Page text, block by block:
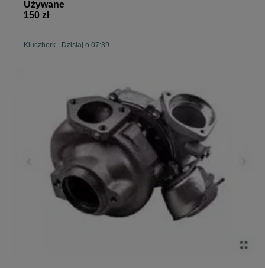
Używane
150 zł
Kluczbork - Dzisiaj o 07:39